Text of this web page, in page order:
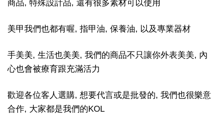
商品, 特殊設計品, 還有很多素材可以使用
美甲我們也都有喔, 指甲油, 保養油, 以及專業器材
手美美, 生活也美美, 我們的商品不只讓你外表美美, 內
心也會被療育跟充滿活力
歡迎各位客人選購, 想要代言或是批發的, 我們也很樂意
合作, 大家都是我們的KOL